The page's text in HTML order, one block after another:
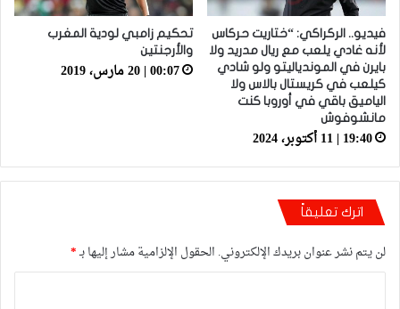
فيديو.. الركراكي: “ختاريت حركاس
لأنه غادي يلعب مع ريال مدريد ولا
بايرن في الموندياليتو ولو شادي
كيلعب في كريستال بالاس ولا
الياميق باقي في أوروبا كنت
مانشوفوش
19:40 | 11 أكتوبر، 2024
تحكيم زامبي لودية المغرب
والأرجنتين
00:07 | 20 مارس، 2019
اترك تعليقاً
لن يتم نشر عنوان بريدك الإلكتروني. الحقول الإلزامية مشار إليها بـ*